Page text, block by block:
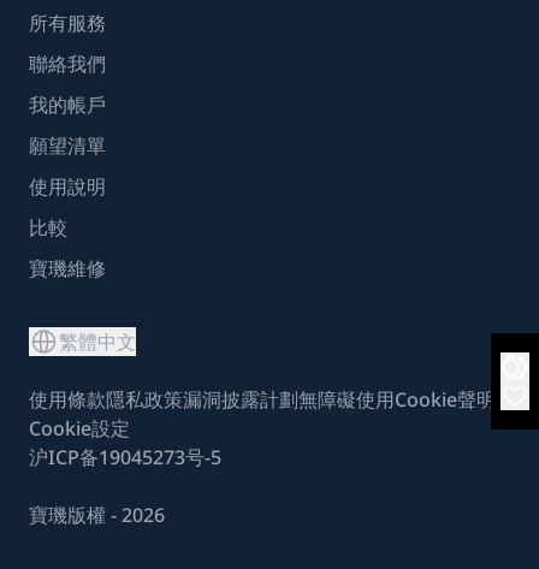
所有服務
聯絡我們
我的帳戶
願望清單
使用說明
比較
寶璣維修
繁體中文
使用條款隱私政策漏洞披露計劃無障礙使用Cookie聲明
Cookie設定
沪ICP备19045273号-5
寶璣版權 - 2026